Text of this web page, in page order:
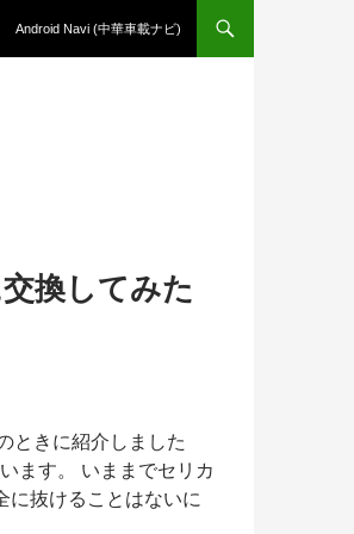
Android Navi (中華車載ナビ)
換してみた
ときに紹介しました
ます。 いままでセリカ
に抜けることはないに